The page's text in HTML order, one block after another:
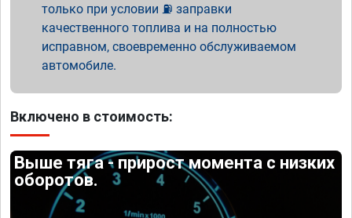
только при условии ⛽ заправки
качественного топлива и на полностью
исправном, своевременно обслуживаемом
автомобиле.
Включено в стоимость:
Выше тяга - прирост момента с низких
оборотов.